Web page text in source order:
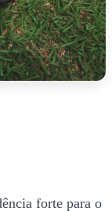
forte para o